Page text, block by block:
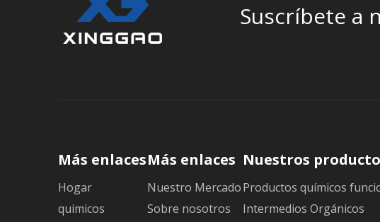
Suscríbete a
Más enlaces
Hogar
quimicos
Más enlaces
Nuestro Mercado
Sobre nosotros
Nuestros
Productos químicos
Intermedios Orgánicos